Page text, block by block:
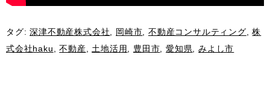
タグ:深津不動産株式会社 岡崎市 ,不動産コンサルティング ,株
式会社haku
,不動産 土地活用 豊田市 ,愛知県 ,みよし市